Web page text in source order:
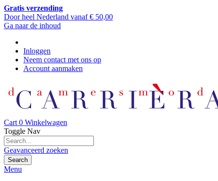
Gratis verzending
Door heel Nederland vanaf € 50,00
Ga naar de inhoud
Inloggen
Neem contact met ons op
Account aanmaken
Cart 0 Winkelwagen
Toggle Nav
Geavanceerd zoeken
Search
Menu